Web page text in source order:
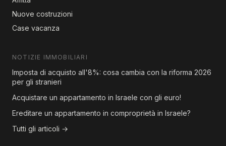
Nuove costruzioni
Case vacanza
NOTIZIE IMMOBILIARI
Imposta di acquisto all'8%: cosa cambia con la riforma 2026
per gli stranieri
Acquistare un appartamento in Israele con gli euro!
Ereditare un appartamento in comproprietà in Israele?
Tutti gli articoli →